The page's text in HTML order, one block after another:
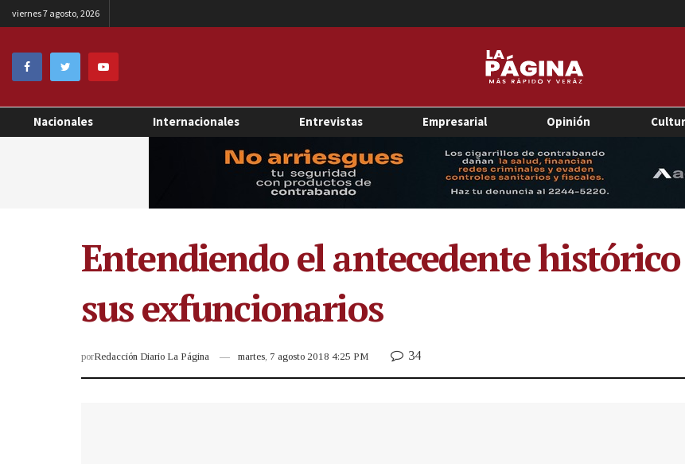
viernes 7 agosto, 2026
Nacionales Internacionales Entrevistas Empresarial Opinión
Entendiendo el antecedente histórico
sus exfuncionarios
porRedacción Diario La Página martes, 7 agosto 2018 4:25 PM 34